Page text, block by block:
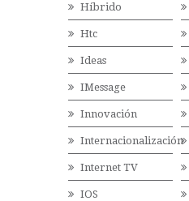
Híbrido
Htc
Ideas
IMessage
Innovación
Internacionalización
Internet TV
IOS